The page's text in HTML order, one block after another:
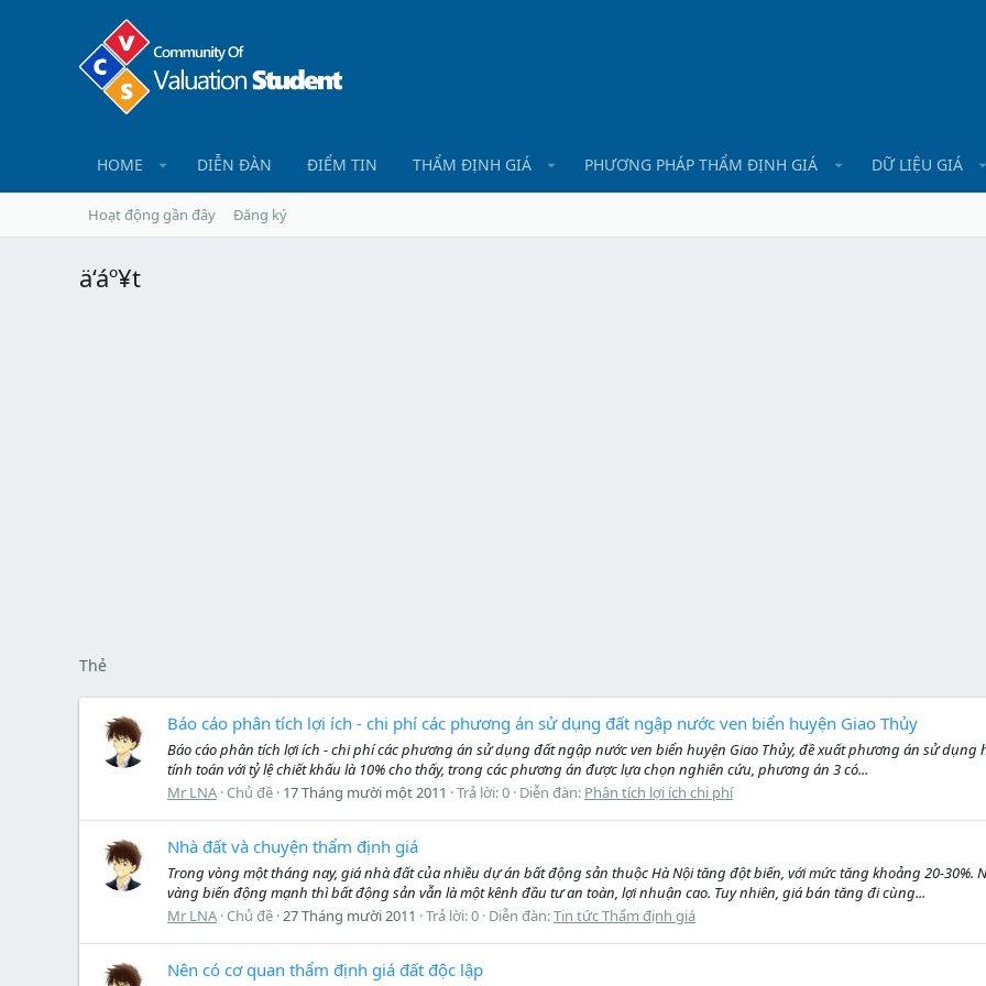
HOME DIỄN ĐÀN ĐIỂM TIN THẨM ĐỊNH GIÁ PHƯƠNG PHÁP THẨM ĐỊNH GIÁ DỮ LIỆU GIÁ
Hoạt động gần đây Đăng ký
ä‘áº¥t
Thẻ
Báo cáo phân tích lợi ích - chi phí các phương án sử dụng đất ngập nước ven biển huyện Giao Thủy
Báo cáo phân tích lợi ích - chi phí các phương án sử dụng đất ngập nước ven biển huyện Giao Thủy, đề xuất phương án sử
tính toán với tỷ lệ chiết khấu là 10% cho thấy, trong các phương án được lựa chọn nghiên cứu, phương án 3 có...
Mr LNA Chủ đề 17 Tháng mười một 2011 Trả lời: 0 Diễn đàn: Phân tích lợi ích chi phí
Nhà đất và chuyện thẩm định giá
Trong vòng một tháng nay, giá nhà đất của nhiều dự án bất động sản thuộc Hà Nội tăng đột biến, với mức tăng khoảng 20-
vàng biến động mạnh thì bất động sản vẫn là một kênh đầu tư an toàn, lợi nhuận cao. Tuy nhiên, giá bán tăng đi cùng...
Mr LNA Chủ đề 27 Tháng mười 2011 Trả lời: 0 Diễn đàn:Tin tức Thẩm định giá
Nên có cơ quan thẩm định giá đất độc lập